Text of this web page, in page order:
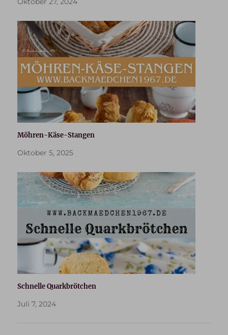
Möhren-Käse-Stangen
Oktober 5, 2025
Schnelle Quarkbrötchen
Juli 7, 2024